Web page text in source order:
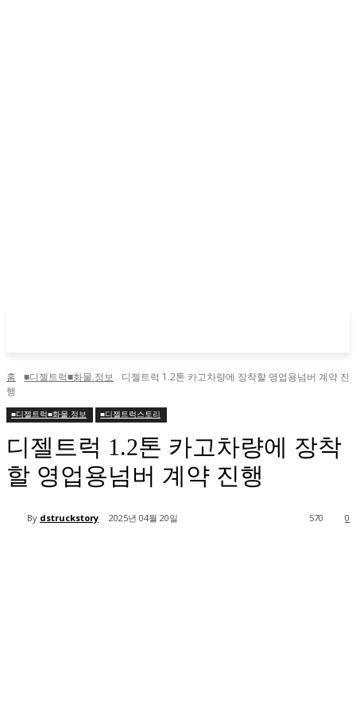
홈 ■디젤트럭■화물.정보
디젤트럭 1.2톤 카고차량에 장착할 영업용넘버 계약 진
행
■디젤트럭■화물.정보 ■디젤트럭스토리
디젤트럭 1.2톤 카고차량에 장착
할 영업용넘버 계약 진행
By dstruckstory 2025년 04월 20일 0
570